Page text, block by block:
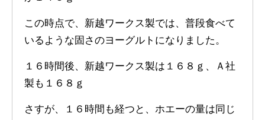
この時点で、新越ワークス製では、普段食べて
いるような固さのヨーグルトになりました。
１６時間後、新越ワークス製は１６８ｇ、Ａ社
製も１６８ｇ
さすが、１６時間も経つと、ホエーの量は同じ